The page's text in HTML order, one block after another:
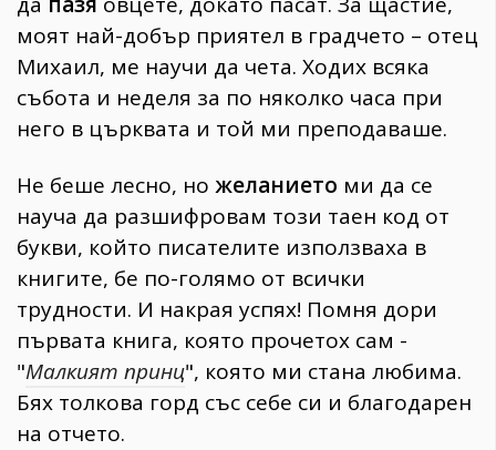
моят най-добър приятел в градчето – отец
Михаил, ме научи да чета. Ходих всяка
събота и неделя за по няколко часа при
него в църквата и той ми преподаваше.
Не беше лесно, но желанието ми да се
науча да разшифровам този таен код от
букви, който писателите използваха в
книгите, бе по-голямо от всички
трудности. И накрая успях! Помня дори
първата книга, която прочетох сам -
"Малкият принц", която ми стана любима.
Бях толкова горд със себе си и благодарен
на отчето.